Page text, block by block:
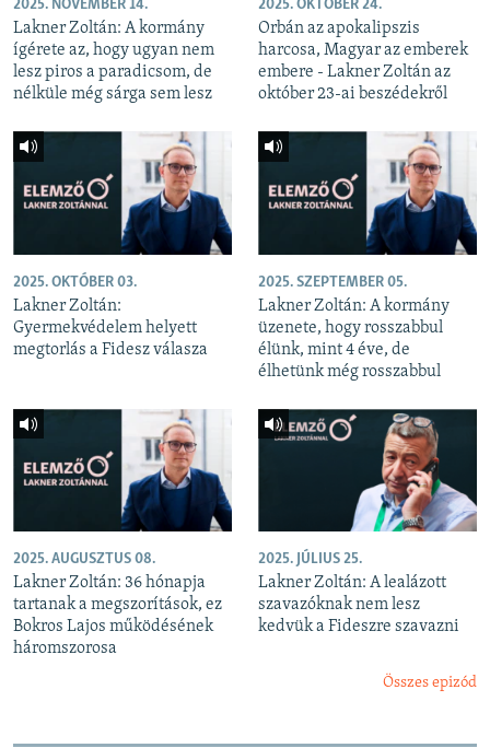
2025. NOVEMBER 14.
Lakner Zoltán: A kormány
ígérete az, hogy ugyan nem
lesz piros a paradicsom, de
nélküle még sárga sem lesz
2025. OKTÓBER 24.
Orbán az apokalipszis
harcosa, Magyar az emberek
embere - Lakner Zoltán az
október 23-ai beszédekről
2025. OKTÓBER 03.
Lakner Zoltán:
Gyermekvédelem helyett
megtorlás a Fidesz válasza
2025. SZEPTEMBER 05.
Lakner Zoltán: A kormány
üzenete, hogy rosszabbul
élünk, mint 4 éve, de
élhetünk még rosszabbul
2025. AUGUSZTUS 08.
Lakner Zoltán: 36 hónapja
tartanak a megszorítások, ez
Bokros Lajos működésének
háromszorosa
2025. JÚLIUS 25.
Lakner Zoltán: A lealázott
szavazóknak nem lesz
kedvük a Fideszre szavazni
Összes epizód